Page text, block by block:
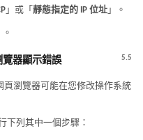
」或「靜態指定的 IP 位址 」。
。
5.5
覽器顯示錯誤
頁瀏覽器可能在您修改操作系統
下列其中一個步驟：